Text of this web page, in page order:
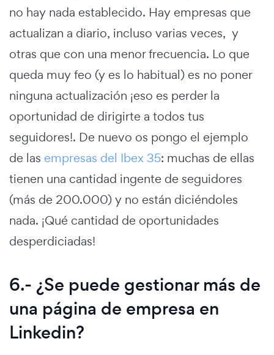
no hay nada establecido. Hay empresas que
actualizan a diario, incluso varias veces, y
otras que con una menor frecuencia. Lo que
queda muy feo (y es lo habitual) es no poner
ninguna actualización ¡eso es perder la
oportunidad de dirigirte a todos tus
seguidores!. De nuevo os pongo el ejemplo
de las empresas del Ibex 35: muchas de ellas
tienen una cantidad ingente de seguidores
(más de 200.000) y no están diciéndoles
nada. ¡Qué cantidad de oportunidades
desperdiciadas!
6.- ¿Se puede gestionar más de
una página de empresa en
Linkedin?